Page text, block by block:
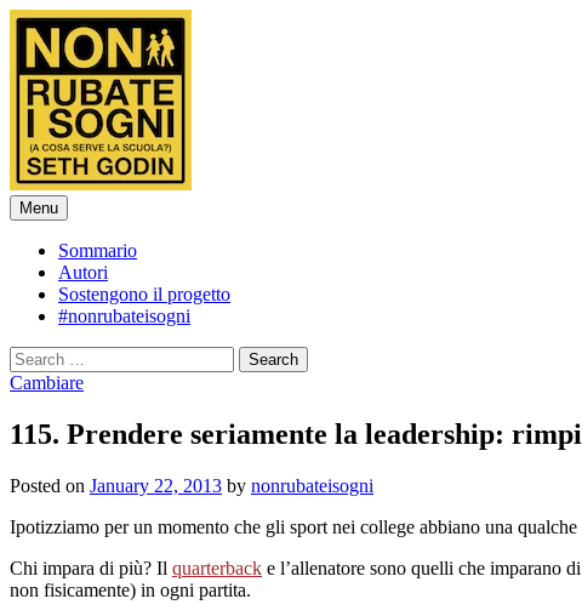
Skip
content
Menu
Sommario
Autori
Sostengono il progetto
#nonrubateisogni
Search
for:
Cambiare
115. Prendere seriamente la leadership:
Posted on January 22, 2013 by nonrubateisogni
Ipotizziamo per un momento che gli sport nei college abbiano una
Chi impara di più? Il quarterback e l’allenatore sono quelli che imparano
non fisicamente) in ogni partita.